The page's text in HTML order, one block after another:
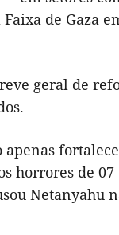
de Gaza
geral de
horrores de 07
Netanyahu